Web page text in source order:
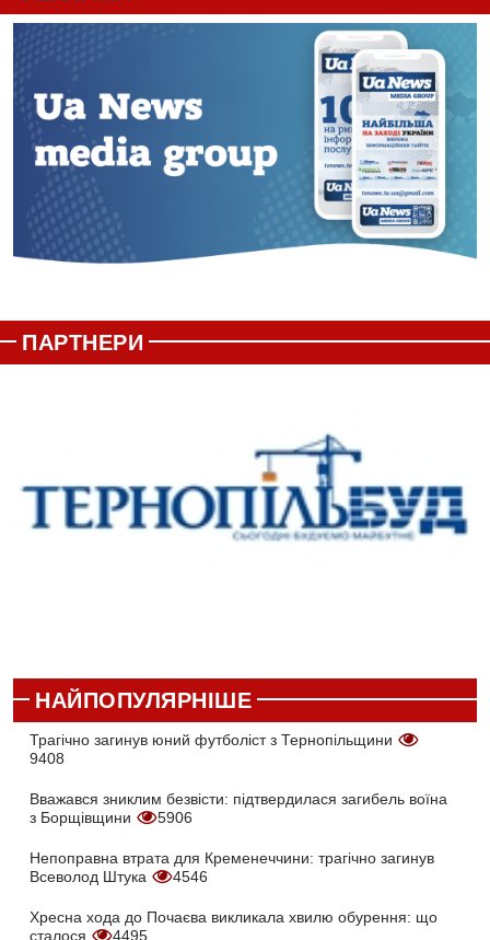
ПАРТНЕРИ
НАЙПОПУЛЯРНІШЕ
Трагічно загинув юний футболіст з Тернопільщини
9408
Вважався зниклим безвісти: підтвердилася загибель воїна
з Борщівщини
5906
Непоправна втрата для Кременеччини: трагічно загинув
Всеволод Штука
4546
Хресна хода до Почаєва викликала хвилю обурення: що
сталося
4495